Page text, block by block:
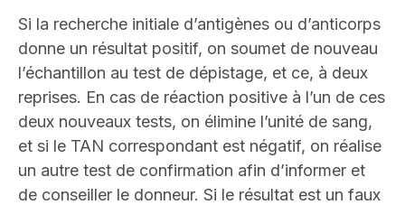
Si la recherche initiale d’antigènes ou d’anticorps
donne un résultat positif, on soumet de nouveau
l’échantillon au test de dépistage, et ce, à deux
reprises. En cas de réaction positive à l’un de ces
deux nouveaux tests, on élimine l’unité de sang,
et si le TAN correspondant est négatif, on réalise
un autre test de confirmation afin d’informer et
de conseiller le donneur. Si le résultat est un faux